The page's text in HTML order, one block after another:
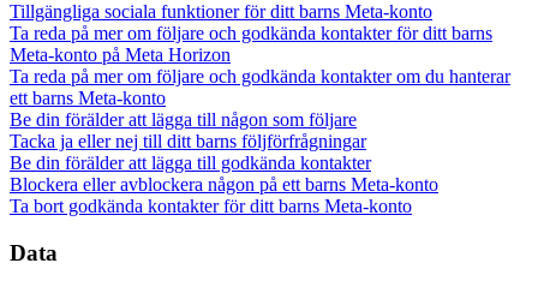
Tillgängliga sociala funktioner för ditt barns Meta-konto
Ta reda på mer om följare och godkända kontakter för ditt barns
Meta-konto på Meta Horizon
Ta reda på mer om följare och godkända kontakter om du hanterar
ett barns Meta-konto
Be din förälder att lägga till någon som följare
Tacka ja eller nej till ditt barns följförfrågningar
Be din förälder att lägga till godkända kontakter
Blockera eller avblockera någon på ett barns Meta-konto
Ta bort godkända kontakter för ditt barns Meta-konto
Data